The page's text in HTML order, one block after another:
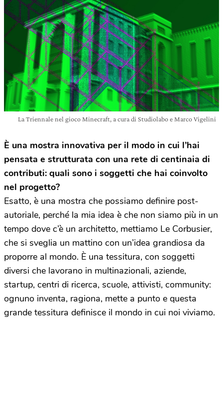
La Triennale nel gioco Minecraft, a cura di Studiolabo e Marco Vigelini
È una mostra innovativa per il modo in cui l’hai
pensata e strutturata con una rete di centinaia di
contributi: quali sono i soggetti che hai coinvolto
nel progetto?
Esatto, è una mostra che possiamo definire post-
autoriale, perché la mia idea è che non siamo più in un
tempo dove c’è un architetto, mettiamo Le Corbusier,
che si sveglia un mattino con un’idea grandiosa da
proporre al mondo. È una tessitura, con soggetti
diversi che lavorano in multinazionali, aziende,
startup, centri di ricerca, scuole, attivisti, community:
ognuno inventa, ragiona, mette a punto e questa
grande tessitura definisce il mondo in cui noi viviamo.